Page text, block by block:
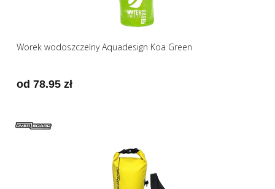
Worek wodoszczelny Aquadesign Koa Green
od 78.95 zł